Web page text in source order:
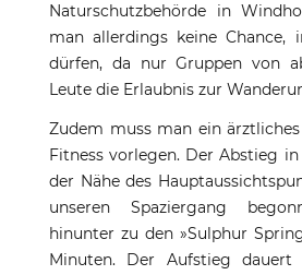
Naturschutzbehörde in
man allerdings keine Chance,
dürfen, da nur Gruppen von
Leute die Erlaubnis zur
Zudem muss man ein
Fitness vorlegen. Der Abstieg
der Nähe des
unseren Spaziergang
hinunter zu den »Sulphur
Minuten. Der Aufstieg